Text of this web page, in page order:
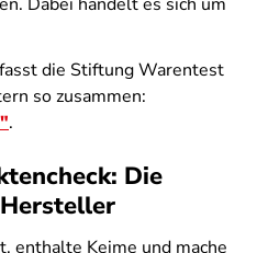
die Stiftung Warentest
so zusammen:
.
Die
enthalte Keime und mache